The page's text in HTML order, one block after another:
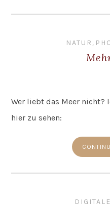
NATUR ,
Wer liebt das Meer nicht?
hier zu sehen: